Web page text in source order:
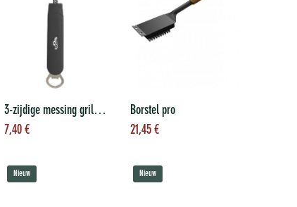
Toevoegen aan
3-zijdige messing grillborstel TravelQ
7,40 €
Toevoegen aan
winkelwagen
Borstel pro
21,45€
Nieuw Nieuw